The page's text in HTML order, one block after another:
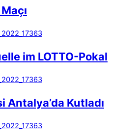
im LOTTO-Pokal
Antalya’da Kutladı